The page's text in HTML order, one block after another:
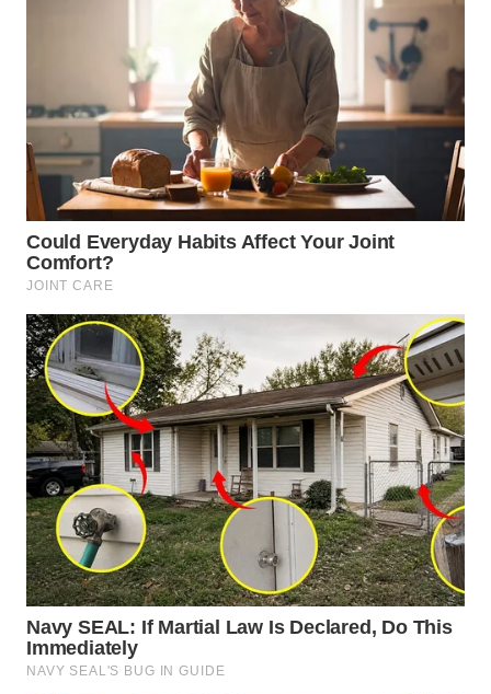
SIMALUNGUN
WN
LABUHANBATU
WN
TAPANULI
WN DELI
SERDANG
WN
TEBING
TINGGI
WN
PAKPAK
WN
KARAWANG